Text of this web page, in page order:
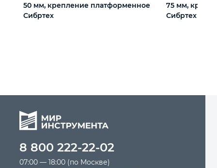
50 мм, крепление платформенное
Сибртех
75 мм, крепление
Сибртех
8 800 222-22-02
07:00 — 18:00 (по Москве)